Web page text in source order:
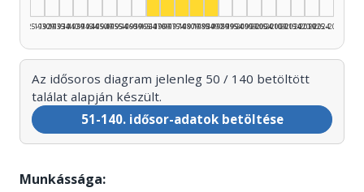
1925–1929
1930–1934
1935–1939
1940–1944
1945–1949
1950–1954
1955–1959
1960–1964
Színész, 1965–1969: 3
1965–1969
1970–1974
1975–1979
1980–1984
1985–1989
1990–1994
1995–1999
2000–2004
2005–2009
2010–2014
2015–2019
2020–2024
2025–2026
Az idősoros diagram jelenleg 50 / 140 betöltött
találat alapján készült.
51-140. idősor-adatok betöltése
Munkássága: